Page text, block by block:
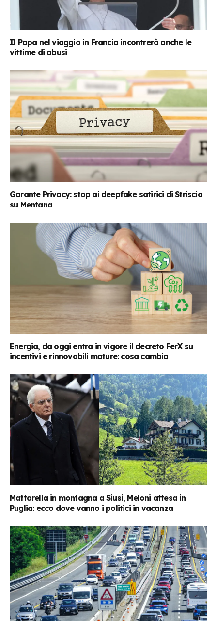
Il Papa nel viaggio in Francia incontrerà anche le
vittime di abusi
Garante Privacy: stop ai deepfake satirici di Striscia
su Mentana
Energia, da oggi entra in vigore il decreto FerX su
incentivi e rinnovabili mature: cosa cambia
Mattarella in montagna a Siusi, Meloni attesa in
Puglia: ecco dove vanno i politici in vacanza